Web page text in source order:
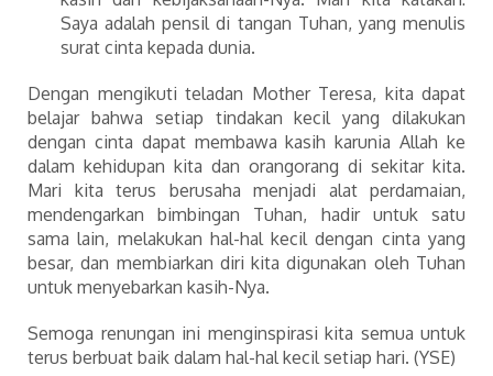
Saya adalah pensil di tangan Tuhan, yang menulis
surat cinta kepada dunia.
Dengan mengikuti teladan Mother Teresa, kita dapat
belajar bahwa setiap tindakan kecil yang dilakukan
dengan cinta dapat membawa kasih karunia Allah ke
dalam kehidupan kita dan orangorang di sekitar kita.
Mari kita terus berusaha menjadi alat perdamaian,
mendengarkan bimbingan Tuhan, hadir untuk satu
sama lain, melakukan hal-hal kecil dengan cinta yang
besar, dan membiarkan diri kita digunakan oleh Tuhan
untuk menyebarkan kasih-Nya.
Semoga renungan ini menginspirasi kita semua untuk
terus berbuat baik dalam hal-hal kecil setiap hari. (YSE)